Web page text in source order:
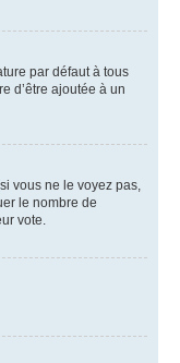
par défaut à tous
d’être ajoutée à un
vous ne le voyez pas,
le nombre de
vote.